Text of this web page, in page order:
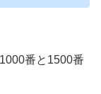
番と1500番